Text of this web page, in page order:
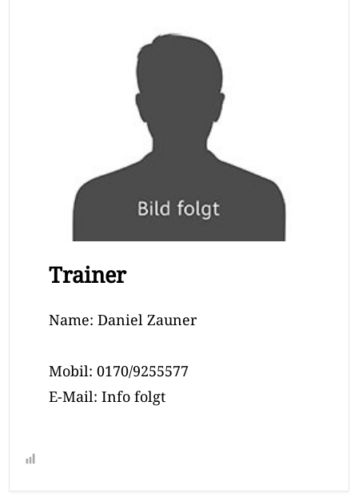
Trainer
Name: Daniel Zauner
Mobil: 0170/9255577
E-Mail: Info folgt